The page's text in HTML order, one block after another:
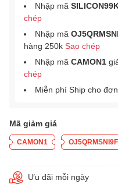
Nhập mã
chép
Nhập mã
hàng 250k Sao chép
Nhập mã CAMON1
chép
Miễn phí Ship cho
Mã giảm giá
CAMON1
Ưu đãi mỗi ngày